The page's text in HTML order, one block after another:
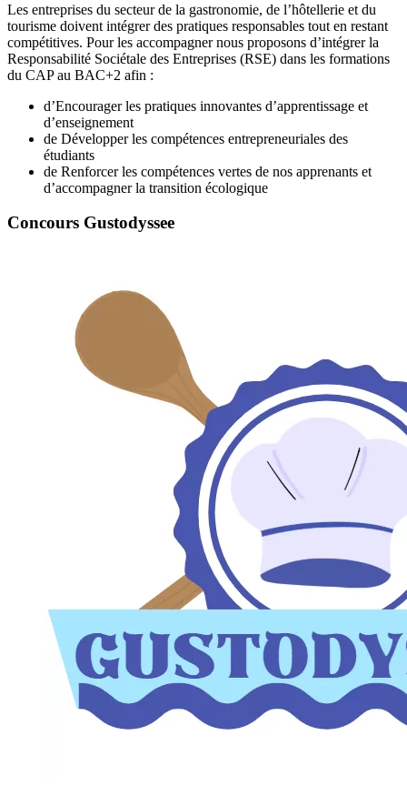
Les entreprises du secteur de la gastronomie, de l’hôtellerie et du
tourisme doivent intégrer des pratiques responsables tout en restant
compétitives. Pour les accompagner nous proposons d’intégrer la
Responsabilité Sociétale des Entreprises (RSE) dans les formations
du CAP au BAC+2 afin :
d’Encourager les pratiques innovantes d’apprentissage et
d’enseignement
de Développer les compétences entrepreneuriales des
étudiants
de Renforcer les compétences vertes de nos apprenants et
d’accompagner la transition écologique
Concours Gustodyssee